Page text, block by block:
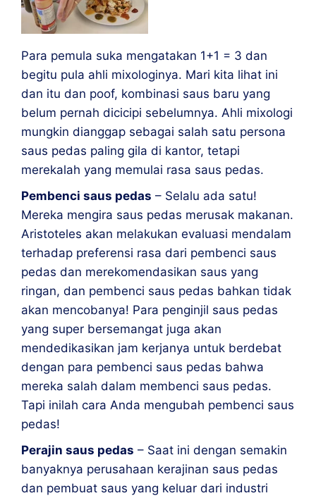
Para pemula suka mengatakan 1+1 = 3 dan
begitu pula ahli mixologinya. Mari kita lihat ini
dan itu dan poof, kombinasi saus baru yang
belum pernah dicicipi sebelumnya. Ahli mixologi
mungkin dianggap sebagai salah satu persona
saus pedas paling gila di kantor, tetapi
merekalah yang memulai rasa saus pedas.
Pembenci saus pedas – Selalu ada satu!
Mereka mengira saus pedas merusak makanan.
Aristoteles akan melakukan evaluasi mendalam
terhadap preferensi rasa dari pembenci saus
pedas dan merekomendasikan saus yang
ringan, dan pembenci saus pedas bahkan tidak
akan mencobanya! Para penginjil saus pedas
yang super bersemangat juga akan
mendedikasikan jam kerjanya untuk berdebat
dengan para pembenci saus pedas bahwa
mereka salah dalam membenci saus pedas.
Tapi inilah cara Anda mengubah pembenci saus
pedas!
Perajin saus pedas – Saat ini dengan semakin
banyaknya perusahaan kerajinan saus pedas
dan pembuat saus yang keluar dari industri